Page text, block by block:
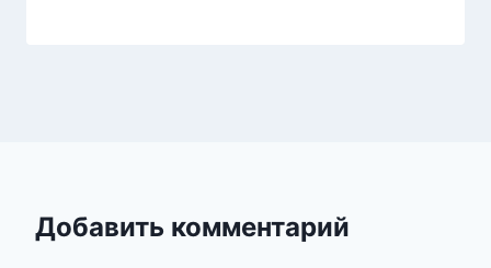
Добавить комментарий